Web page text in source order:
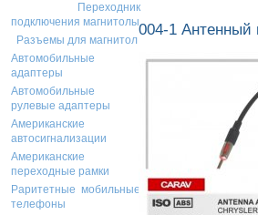
Переходник
подключения магнитолы
Разъемы для магнитол
Автомобильные
адаптеры
Автомобильные
рулевые адаптеры
Американские
автосигнализации
Американские
переходные рамки
Раритетные мобильные
телефоны
004-1 Антенный